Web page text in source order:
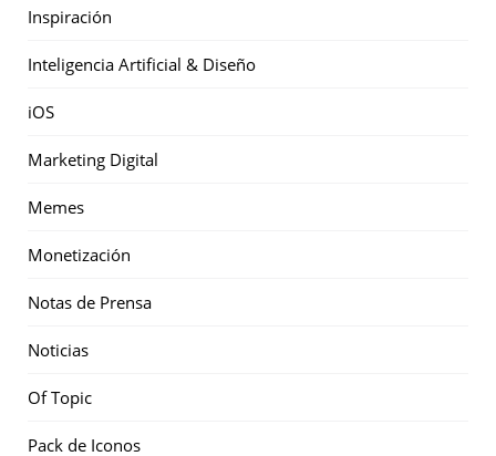
Inspiración
Inteligencia Artificial & Diseño
iOS
Marketing Digital
Memes
Monetización
Notas de Prensa
Noticias
Of Topic
Pack de Iconos